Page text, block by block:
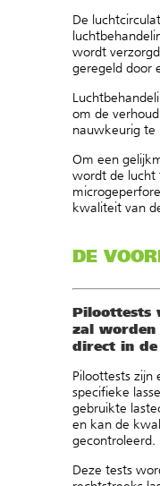
De
wordt
geregeld door
om de
nauwkeurig te
Om een
wordt de lucht
kwaliteit van
DE
Piloottests
zal worden
direct in
Piloottests zijn
specifieke
gebruikte
en kan de
gecontroleerd.
Deze tests